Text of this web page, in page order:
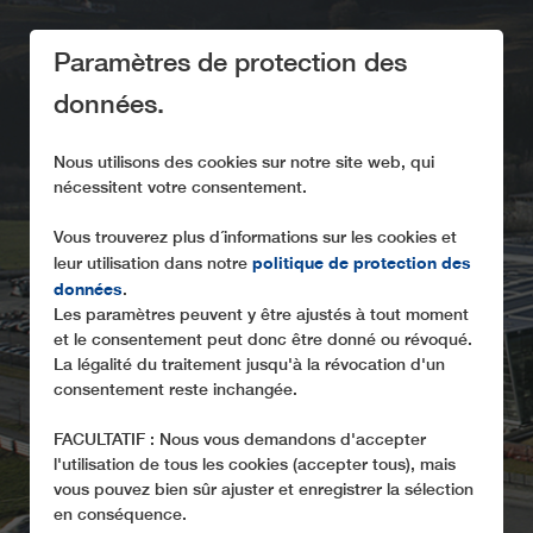
LEITNER DANS LE
MONDE
Nos implantations
Paramètres de protection des
données.
Nous utilisons des cookies sur notre site web, qui
nécessitent votre consentement.
Vous trouverez plus d´informations sur les cookies et
leur utilisation dans notre politique de protection des
données.
Les paramètres peuvent y être ajustés à tout moment
et le consentement peut donc être donné ou révoqué.
La légalité du traitement jusqu'à la révocation d'un
consentement reste inchangée.
FACULTATIF : Nous vous demandons d'accepter
l'utilisation de tous les cookies (accepter tous), mais
vous pouvez bien sûr ajuster et enregistrer la sélection
en conséquence.